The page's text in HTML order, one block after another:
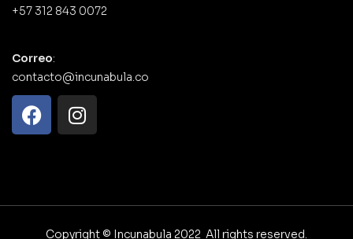
+57 312 843 0072
Correo:
contacto@incunabula.co
Copyright © Incunabula 2022 All rights reserved.